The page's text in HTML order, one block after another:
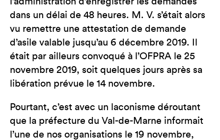
dans un délai de 48 heures. M. V. s’était alors
vu remettre une attestation de demande
d’asile valable jusqu’au 6 décembre 2019. Il
était par ailleurs convoqué à l’OFPRA le 25
novembre 2019, soit quelques jours après sa
libération prévue le 14 novembre.
Pourtant, c’est avec un laconisme déroutant
que la préfecture du Val-de-Marne informait
l’une de nos organisations le 19 novembre,